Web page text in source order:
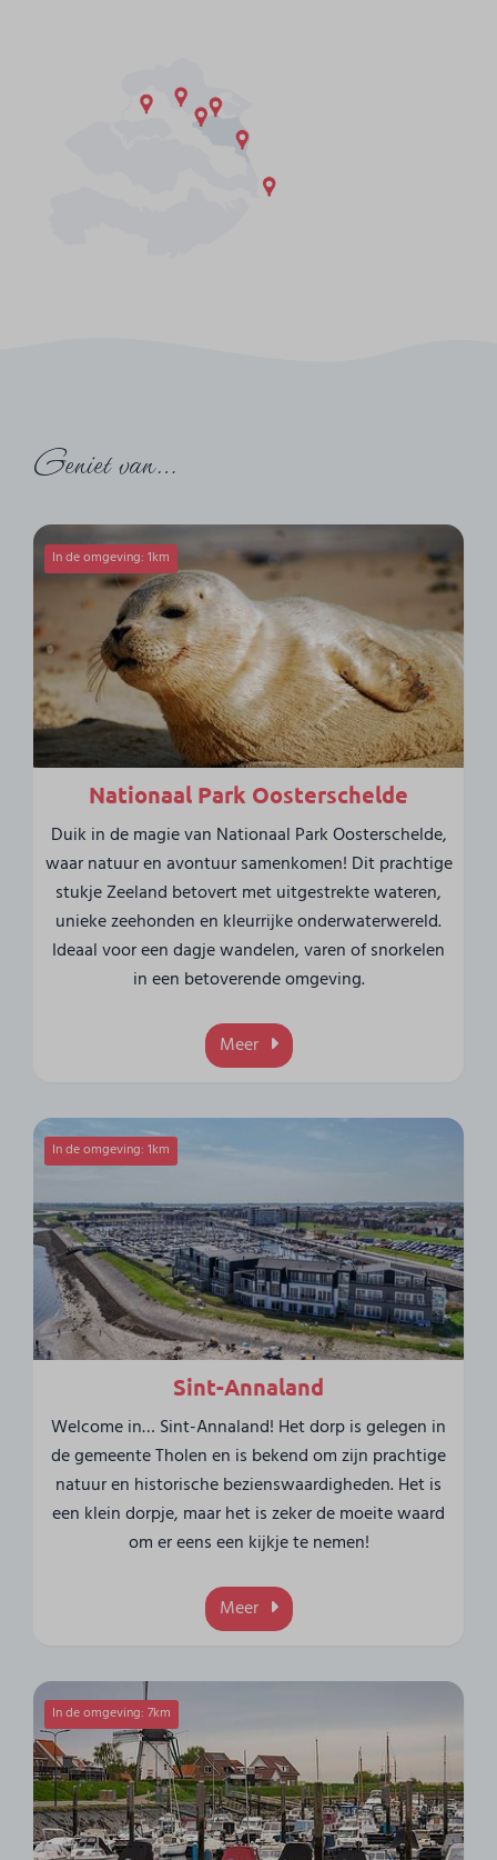
Geniet van…
In de omgeving: 1km
Nationaal Park Oosterschelde
Duik in de magie van Nationaal Park Oosterschelde,
waar natuur en avontuur samenkomen! Dit prachtige
stukje Zeeland betovert met uitgestrekte wateren,
unieke zeehonden en kleurrijke onderwaterwereld.
Ideaal voor een dagje wandelen, varen of snorkelen
in een betoverende omgeving.
Meer
In de omgeving: 1km
Sint-Annaland
Welcome in… Sint-Annaland! Het dorp is gelegen in
de gemeente Tholen en is bekend om zijn prachtige
natuur en historische bezienswaardigheden. Het is
een klein dorpje, maar het is zeker de moeite waard
om er eens een kijkje te nemen!
Meer
In de omgeving: 7km